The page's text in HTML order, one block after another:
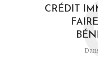
CRÉDIT